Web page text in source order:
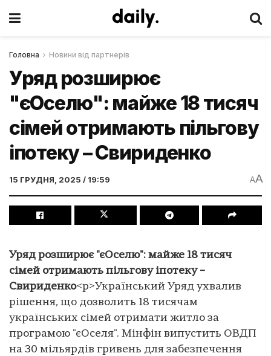
Головна Новини від партнерів
Уряд розширює
"єОселю": майже 18 тисяч
сімей отримають пільгову
іпотеку – Свириденко
15 ГРУДНЯ, 2025 / 19:59 AA
Уряд розширює "єОселю": майже 18 тисяч
сімей отримають пільгову іпотеку –
Свириденко<p>Український Уряд ухвалив
рішення, що дозволить 18 тисячам
українських сімей отримати житло за
програмою "єОселя". Мінфін випустить ОВДП
на 30 мільярдів гривень для забезпечення